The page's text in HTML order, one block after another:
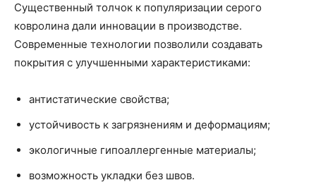
Существенный толчок к популяризации серого
ковролина дали инновации в производстве.
Современные технологии позволили создавать
покрытия с улучшенными характеристиками:
антистатические свойства;
устойчивость к загрязнениям и деформациям;
экологичные гипоаллергенные материалы;
возможность укладки без швов.